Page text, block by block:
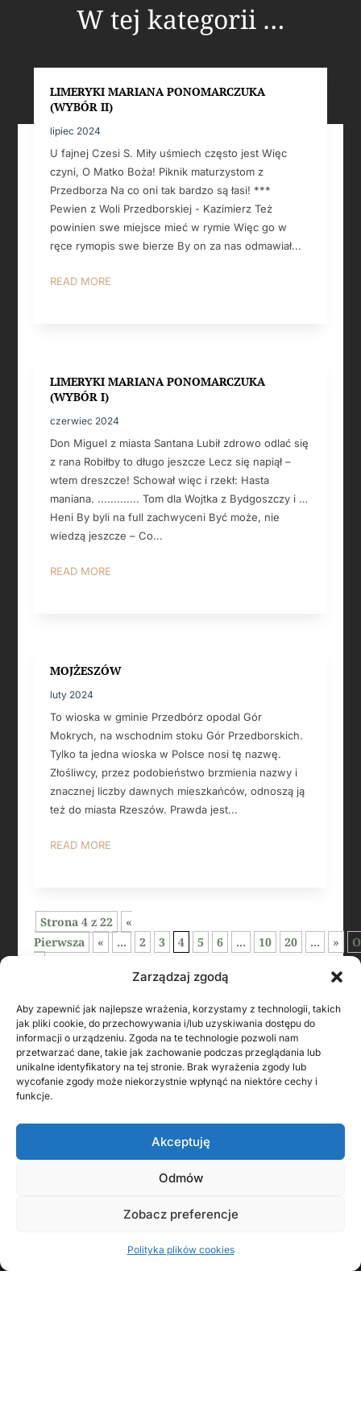
Zarządzaj zgodą
Aby zapewnić jak najlepsze wrażenia, korzystamy z technologii, takich
jak pliki cookie, do przechowywania i/lub uzyskiwania dostępu do
informacji o urządzeniu. Zgoda na te technologie pozwoli nam
przetwarzać dane, takie jak zachowanie podczas przeglądania lub
unikalne identyfikatory na tej stronie. Brak wyrażenia zgody lub
wycofanie zgody może niekorzystnie wpłynąć na niektóre cechy i
funkcje.
Akceptuję
Odmów
Zobacz preferencje
Polityka plików cookies
W tej kategorii …
LIMERYKI MARIANA PONOMARCZUKA
(WYBÓR II)
lipiec 2024
U fajnej Czesi S. Miły uśmiech często jest Więc
czyni, O Matko Boża! Piknik maturzystom z
Przedborza Na co oni tak bardzo są łasi! ***
Pewien z Woli Przedborskiej - Kazimierz Też
powinien swe miejsce mieć w rymie Więc go w
ręce rymopis swe bierze By on za nas odmawiał...
READ MORE
LIMERYKI MARIANA PONOMARCZUKA
(WYBÓR I)
czerwiec 2024
Don Miguel z miasta Santana Lubił zdrowo odlać się
z rana Robiłby to długo jeszcze Lecz się napiął –
wtem dreszcze! Schował więc i rzekł: Hasta
maniana. ............. Tom dla Wojtka z Bydgoszczy i …
Heni By byli na full zachwyceni Być może, nie
wiedzą jeszcze – Co...
READ MORE
MOJŻESZÓW
luty 2024
To wioska w gminie Przedbórz opodal Gór
Mokrych, na wschodnim stoku Gór Przedborskich.
Tylko ta jedna wioska w Polsce nosi tę nazwę.
Złośliwcy, przez podobieństwo brzmienia nazwy i
znacznej liczby dawnych mieszkańców, odnoszą ją
też do miasta Rzeszów. Prawda jest...
READ MORE
Strona 4 z 22
«
Pierwsza
« ... 2 3 4 5 6 ... 10 20 ... »